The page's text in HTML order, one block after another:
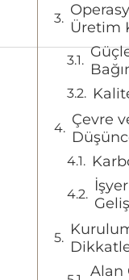
Üretim
Çevre
Alan